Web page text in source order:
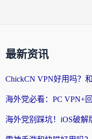
最新资讯